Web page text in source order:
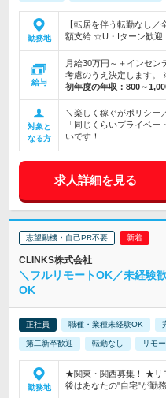
勤務地
【転居を伴う転勤なし
額支給 ☆U・Iターン歓迎
給与
月給30万円～＋インセ
考慮のうえ決定します。
初年度の年収： 800～
対象と
なる方
＼楽しく稼ぐがポリシー
「同じくらいプライベ
いです！
求人詳細を見る
志望動機・自己PR不要
CLINKS株式会社
＼フルリモートOK／未経験
OK
正社員 職種・業種未経験OK
第二新卒歓迎 転勤なし リモ
勤務地
★関東・関西募集！ ★リ
後はあなたの"自宅"が勤